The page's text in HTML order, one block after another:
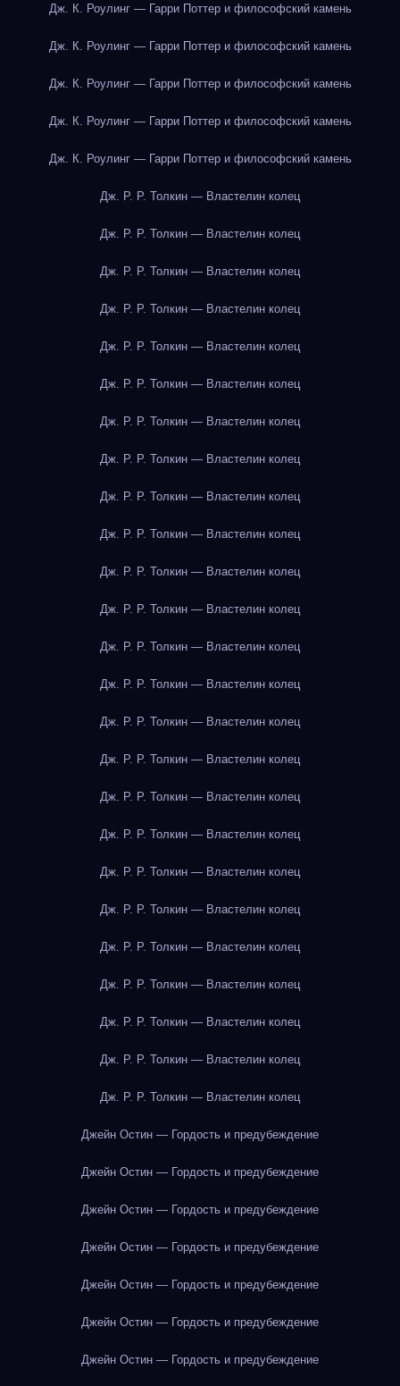
Дж. К. Роулинг — Гарри Поттер и философский камень
Дж. К. Роулинг — Гарри Поттер и философский камень
Дж. К. Роулинг — Гарри Поттер и философский камень
Дж. К. Роулинг — Гарри Поттер и философский камень
Дж. К. Роулинг — Гарри Поттер и философский камень
Дж. Р. Р. Толкин — Властелин колец
Дж. Р. Р. Толкин — Властелин колец
Дж. Р. Р. Толкин — Властелин колец
Дж. Р. Р. Толкин — Властелин колец
Дж. Р. Р. Толкин — Властелин колец
Дж. Р. Р. Толкин — Властелин колец
Дж. Р. Р. Толкин — Властелин колец
Дж. Р. Р. Толкин — Властелин колец
Дж. Р. Р. Толкин — Властелин колец
Дж. Р. Р. Толкин — Властелин колец
Дж. Р. Р. Толкин — Властелин колец
Дж. Р. Р. Толкин — Властелин колец
Дж. Р. Р. Толкин — Властелин колец
Дж. Р. Р. Толкин — Властелин колец
Дж. Р. Р. Толкин — Властелин колец
Дж. Р. Р. Толкин — Властелин колец
Дж. Р. Р. Толкин — Властелин колец
Дж. Р. Р. Толкин — Властелин колец
Дж. Р. Р. Толкин — Властелин колец
Дж. Р. Р. Толкин — Властелин колец
Дж. Р. Р. Толкин — Властелин колец
Дж. Р. Р. Толкин — Властелин колец
Дж. Р. Р. Толкин — Властелин колец
Дж. Р. Р. Толкин — Властелин колец
Дж. Р. Р. Толкин — Властелин колец
Джейн Остин — Гордость и предубеждение
Джейн Остин — Гордость и предубеждение
Джейн Остин — Гордость и предубеждение
Джейн Остин — Гордость и предубеждение
Джейн Остин — Гордость и предубеждение
Джейн Остин — Гордость и предубеждение
Джейн Остин — Гордость и предубеждение